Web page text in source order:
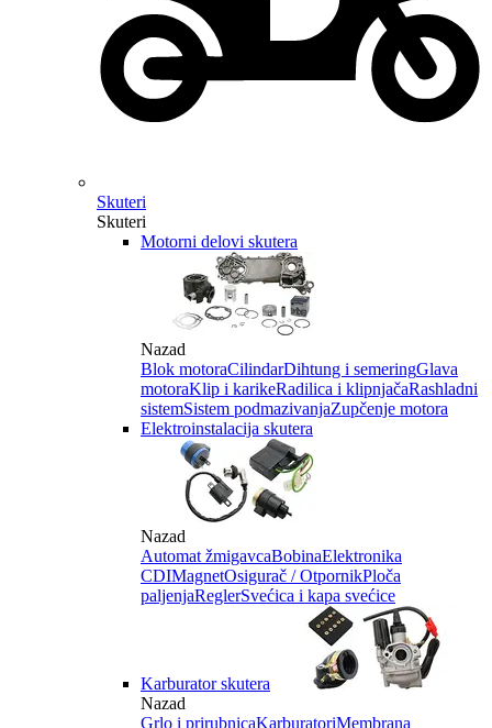
Skuteri
Skuteri
Motorni delovi skutera
Nazad
Blok motoraCilindarDihtung i semeringGlava
motoraKlip i karikeRadilica i klipnjačaRashladni
sistemSistem podmazivanjaZupčenje motora
Elektroinstalacija skutera
Nazad
Automat žmigavcaBobinaElektronika
CDIMagnetOsigurač / OtpornikPloča
paljenjaReglerSvećica i kapa svećice
Karburator skutera
Nazad
Grlo i prirubnicaKarburatoriMembrana